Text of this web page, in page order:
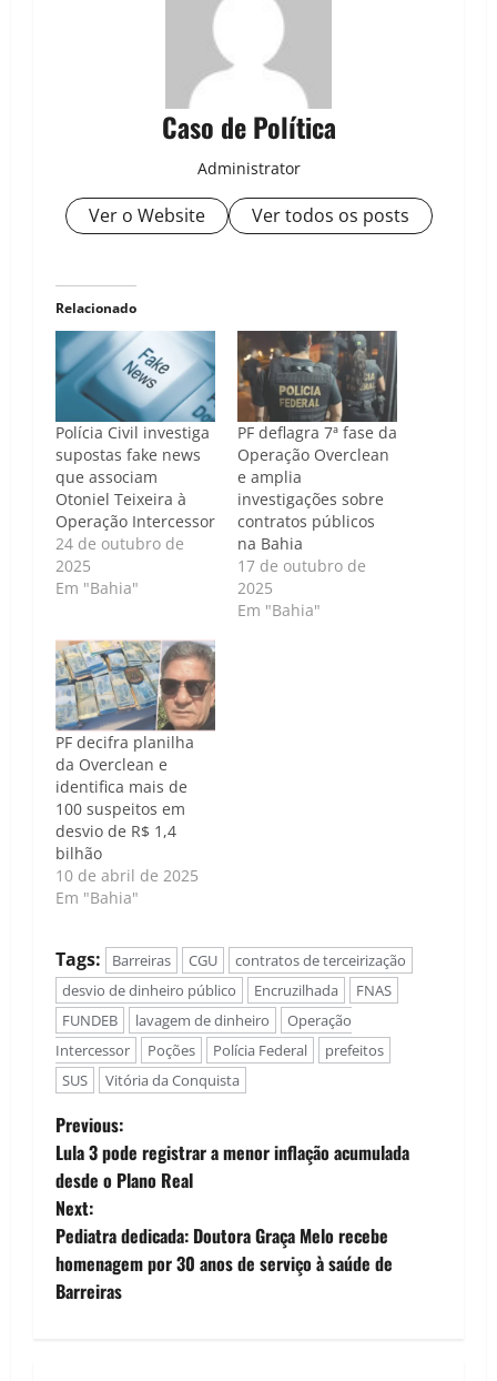
Caso de Política
Administrator
Ver o Website Ver todos os posts
Relacionado
Polícia Civil investiga
supostas fake news
que associam
Otoniel Teixeira à
Operação Intercessor
24 de outubro de
2025
Em "Bahia"
PF deflagra 7ª fase da
Operação Overclean
e amplia
investigações sobre
contratos públicos
na Bahia
17 de outubro de
2025
Em "Bahia"
PF decifra planilha
da Overclean e
identifica mais de
100 suspeitos em
desvio de R$ 1,4
bilhão
10 de abril de 2025
Em "Bahia"
Tags: Barreiras CGU
contratos de terceirização
desvio de dinheiro público
Encruzilhada
FNAS
FUNDEB
lavagem de dinheiro
Operação
Intercessor
Poções Polícia Federal
prefeitos
SUS
Vitória da Conquista
P
o
s
t
Previous:
Lula 3 pode registrar a menor inflação acumulada
desde o Plano Real
Next:
Pediatra dedicada: Doutora Graça Melo recebe
homenagem por 30 anos de serviço à saúde de
Barreiras